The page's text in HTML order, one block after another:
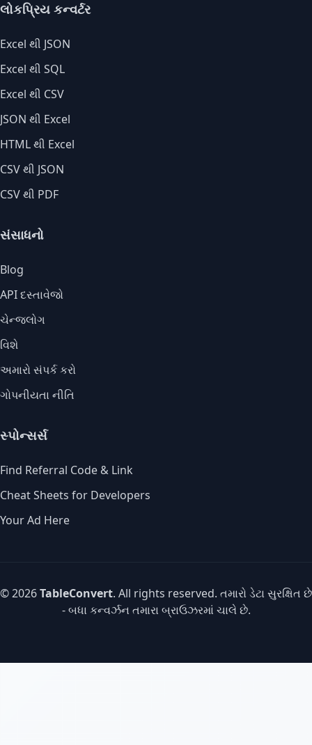
લોકપ્રિય કન્વર્ટર
Excel થી JSON
Excel થી SQL
Excel થી CSV
JSON થી Excel
HTML થી Excel
CSV થી JSON
CSV થી PDF
સંસાધનો
Blog
API દસ્તાવેજો
ચેન્જલોગ
વિશે
અમારો સંપર્ક કરો
ગોપનીયતા નીતિ
સ્પોન્સર્સ
Find Referral Code & Link
Cheat Sheets for Developers
Your Ad Here
© 2026TableConvert. All rights reserved. તમારો ડેટા સુરક્ષિત છે
- બધા કન્વર્ઝન તમારા બ્રાઉઝરમાં ચાલે છે.